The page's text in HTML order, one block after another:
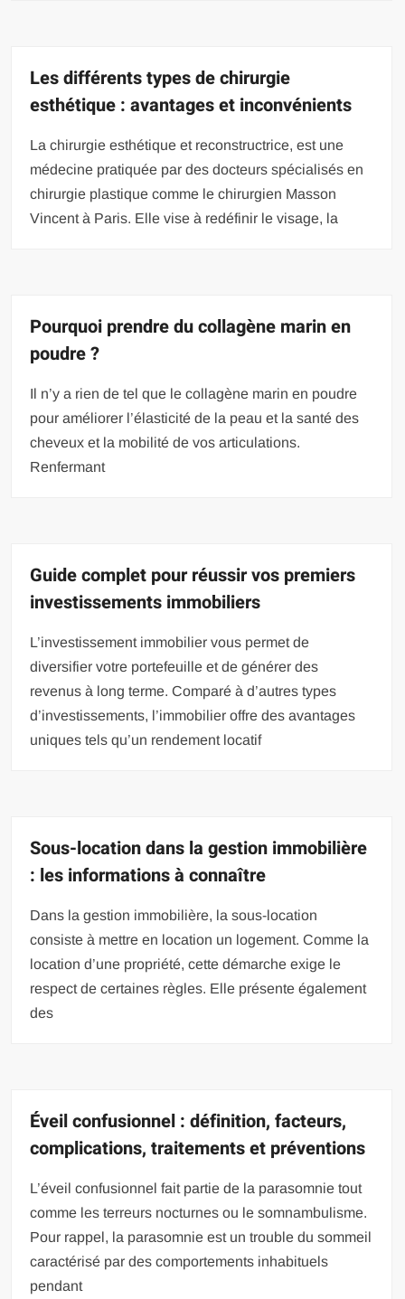
Les différents types de chirurgie
esthétique : avantages et inconvénients
La chirurgie esthétique et reconstructrice, est une
médecine pratiquée par des docteurs spécialisés en
chirurgie plastique comme le chirurgien Masson
Vincent à Paris. Elle vise à redéfinir le visage, la
Pourquoi prendre du collagène marin en
poudre ?
Il n’y a rien de tel que le collagène marin en poudre
pour améliorer l’élasticité de la peau et la santé des
cheveux et la mobilité de vos articulations.
Renfermant
Guide complet pour réussir vos premiers
investissements immobiliers
L’investissement immobilier vous permet de
diversifier votre portefeuille et de générer des
revenus à long terme. Comparé à d’autres types
d’investissements, l’immobilier offre des avantages
uniques tels qu’un rendement locatif
Sous-location dans la gestion immobilière
: les informations à connaître
Dans la gestion immobilière, la sous-location
consiste à mettre en location un logement. Comme la
location d’une propriété, cette démarche exige le
respect de certaines règles. Elle présente également
des
Éveil confusionnel : définition, facteurs,
complications, traitements et préventions
L’éveil confusionnel fait partie de la parasomnie tout
comme les terreurs nocturnes ou le somnambulisme.
Pour rappel, la parasomnie est un trouble du sommeil
caractérisé par des comportements inhabituels
pendant